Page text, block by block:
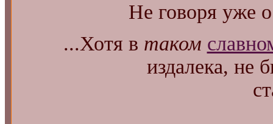
Не говоря уже
...Хотя в таком
издалека, не